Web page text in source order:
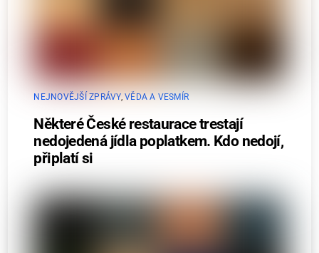
NEJNOVĚJŠÍ ZPRÁVY,VĚDA A VESMÍR
Některé České restaurace trestají
nedojedená jídla poplatkem. Kdo nedojí,
připlatí si